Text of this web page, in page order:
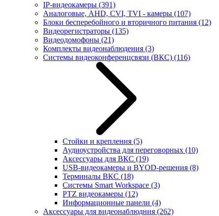
IP-видеокамеры (391)
Аналоговые, AHD, CVI, TVI - камеры (107)
Блоки бесперебойного и вторичного питания (12)
Видеорегистраторы (135)
Видеодомофоны (21)
Комплекты видеонаблюдения (3)
Системы видеоконференцсвязи (ВКС) (116)
Стойки и крепления (5)
Аудиоустройства для переговорных (10)
Аксессуары для ВКС (19)
USB-видеокамеры и BYOD-решения (8)
Терминалы ВКС (18)
Системы Smart Workspace (3)
PTZ видеокамеры (12)
Информационные панели (4)
Аксессуары для видеонаблюдния (262)